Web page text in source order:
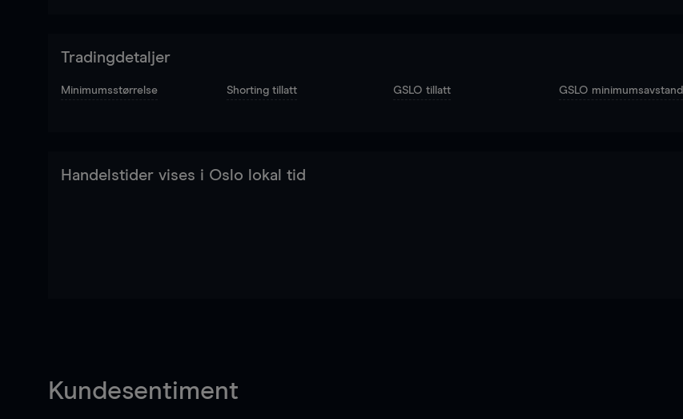
Tradingdetaljer
Minimumsstørrelse Shorting tillatt GSLO tillatt GSLO minimumsavstand
Handelstider vises i Oslo lokal tid
Kundesentiment